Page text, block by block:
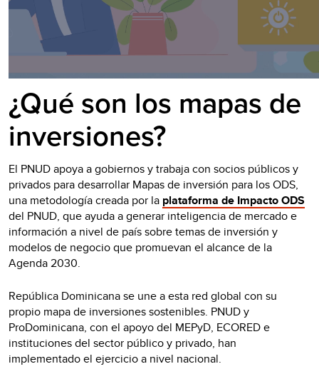
¿Qué son los mapas de
inversiones?
El PNUD apoya a gobiernos y trabaja con socios públicos y
privados para desarrollar Mapas de inversión para los ODS,
una metodología creada por la plataforma de Impacto ODS
del PNUD, que ayuda a generar inteligencia de mercado e
información a nivel de país sobre temas de inversión y
modelos de negocio que promuevan el alcance de la
Agenda 2030.
República Dominicana se une a esta red global con su
propio mapa de inversiones sostenibles. PNUD y
ProDominicana, con el apoyo del MEPyD, ECORED e
instituciones del sector público y privado, han
implementado el ejercicio a nivel nacional.